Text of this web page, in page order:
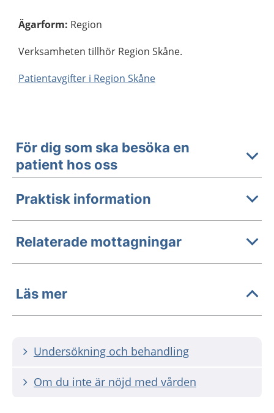
Ägarform: Region
Verksamheten tillhör Region Skåne.
Patientavgifter i Region Skåne
För dig som ska besöka en
patient hos oss
Praktisk information
Relaterade mottagningar
Läs mer
Undersökning och behandling
Om du inte är nöjd med vården